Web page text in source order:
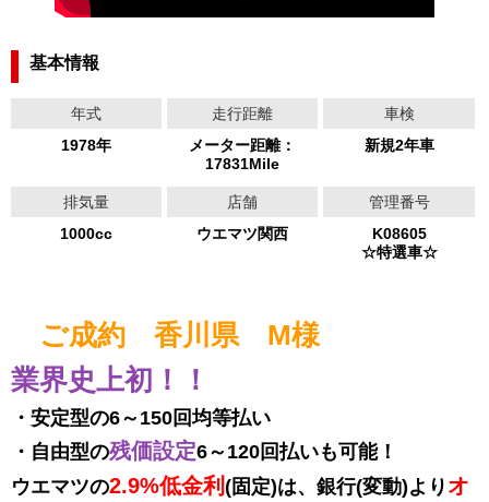
基本情報
年式
1978年
走行距離
メーター距離：
17831Mile
車検
新規2年車
排気量
1000cc
店舗
ウエマツ関西
管理番号
K08605
☆特選車☆
ご成約 香川県 M様
業界史上初！！
・安定型の6～150回均等払い
・自由型の残価設定6～120回払いも可能！
ウエマツの2.9%低金利 (固定)は、 銀行(変動)より オ